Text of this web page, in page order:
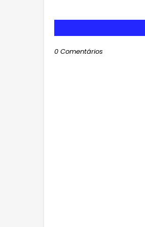
0 Comentários